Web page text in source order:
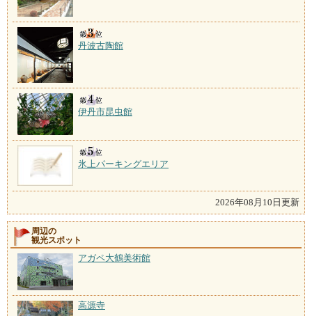
丹波古陶館
伊丹市昆虫館
氷上パーキングエリア
2026年08月10日更新
周辺の
観光スポット
アガペ大鶴美術館
高源寺